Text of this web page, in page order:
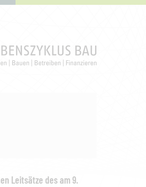
Leitsätze des am 9.